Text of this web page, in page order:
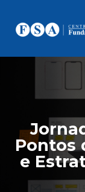
Pontos
e